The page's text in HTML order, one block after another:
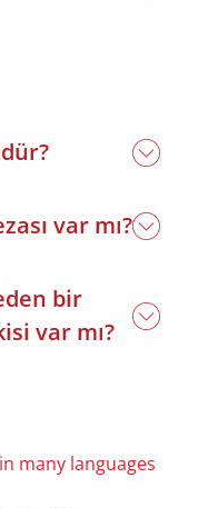
var mı?
bir
var mı?
many languages